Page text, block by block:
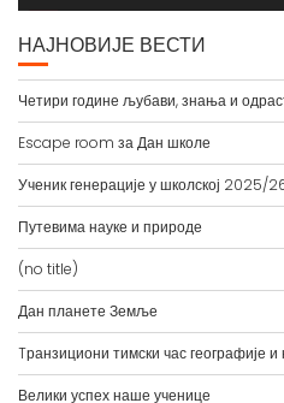
НАЈНОВИЈЕ ВЕСТИ
Четири године љубави, знања и
Escape room за Дан школе
Ученик генерације у школској 2025/
Путевима науке и природе
(no title)
Дан планете Земље
Tранзициони тимски час географије и
Велики успех наше ученице